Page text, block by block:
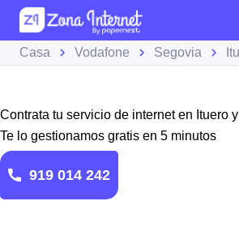
Casa Vodafone Segovia
Contrata tu servicio de internet en Ituero
Te lo gestionamos gratis en 5 minutos
919 014 242